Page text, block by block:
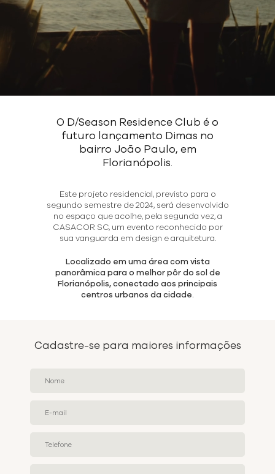
O D/Season Residence Club é o
futuro lançamento Dimas no
bairro João Paulo, em
Florianópolis.
Este projeto residencial, previsto para o
segundo semestre de 2024, será desenvolvido
no espaço que acolhe, pela segunda vez, a
CASACOR SC, um evento reconhecido por
sua vanguarda em design e arquitetura.
Localizado em uma área com vista
panorâmica para o melhor pôr do sol de
Florianópolis, conectado aos principais
centros urbanos da cidade.
Cadastre-se para maiores informações